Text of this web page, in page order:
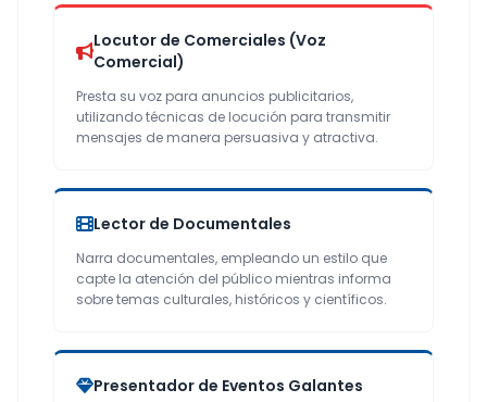
Locutor de Comerciales (Voz
Comercial)
Presta su voz para anuncios publicitarios,
utilizando técnicas de locución para transmitir
mensajes de manera persuasiva y atractiva.
Lector de Documentales
Narra documentales, empleando un estilo que
capte la atención del público mientras informa
sobre temas culturales, históricos y científicos.
Presentador de Eventos Galantes